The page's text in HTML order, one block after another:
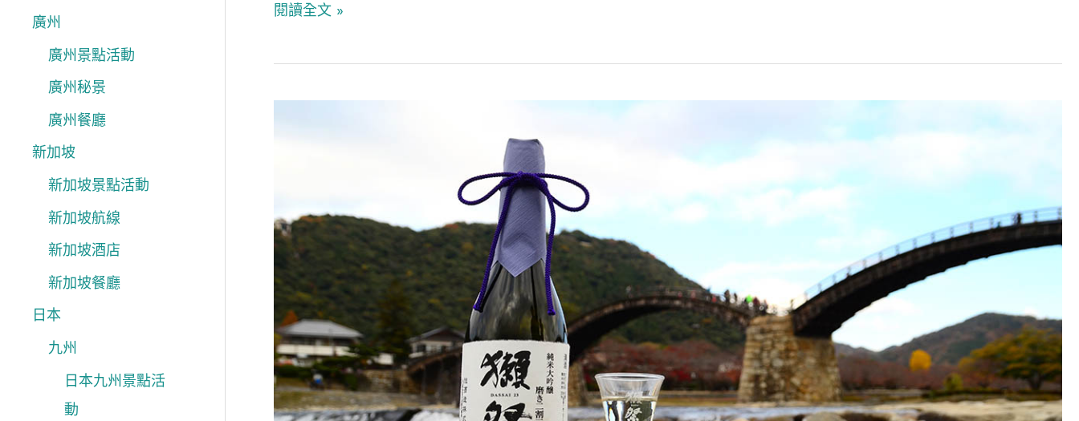
廣州
廣州景點活動
廣州秘景
廣州餐廳
新加坡
新加坡景點活動
新加坡航線
新加坡酒店
新加坡餐廳
日本
九州
日本九州景點活
動
閱讀全文 »
懶
人
包
獺
祭
遊
錦